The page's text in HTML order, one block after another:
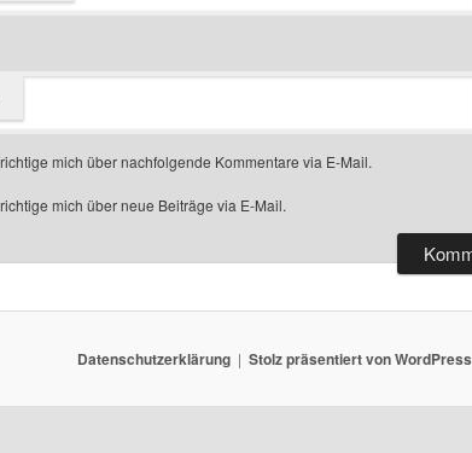
mich über nachfolgende Kommentare via E-Mail.
mich über neue Beiträge via E-Mail.
Datenschutzerklärung Stolz präsentiert von WordPress